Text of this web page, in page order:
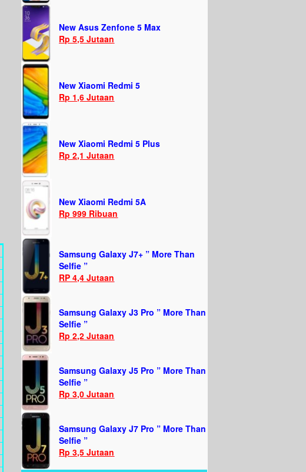
New Asus Zenfone 5 Max
Rp 5,5 Jutaan
New Xiaomi Redmi 5
Rp 1,6 Jutaan
New Xiaomi Redmi 5 Plus
Rp 2,1 Jutaan
New Xiaomi Redmi 5A
Rp 999 Ribuan
Samsung Galaxy J7+ ” More Than
Selfie ”
RP 4,4 Jutaan
Samsung Galaxy J3 Pro ” More Than
Selfie ”
Rp 2,2 Jutaan
Samsung Galaxy J5 Pro ” More Than
Selfie ”
Rp 3,0 Jutaan
Samsung Galaxy J7 Pro ” More Than
Selfie ”
Rp 3,5 Jutaan